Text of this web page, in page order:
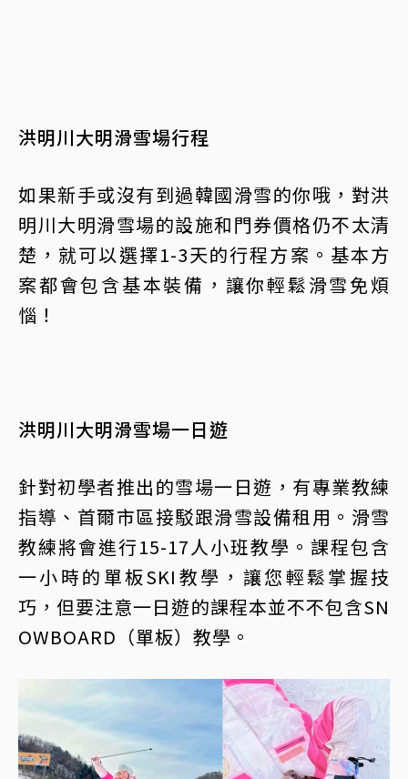
洪明川大明滑雪場行程
如果新手或沒有到過韓國滑雪的你哦，對洪
明川大明滑雪場的設施和門券價格仍不太清
楚，就可以選擇1-3天的行程方案。基本方
案都會包含基本裝備，讓你輕鬆滑雪免煩
惱！
洪明川大明滑雪場一日遊
針對初學者推出的雪場一日遊，有專業教練
指導、首爾市區接駁跟滑雪設備租用。滑雪
教練將會進行15-17人小班教學。課程包含
一小時的單板SKI教學，讓您輕鬆掌握技
巧，但要注意一日遊的課程本並不不包含SN
OWBOARD（單板）教學。